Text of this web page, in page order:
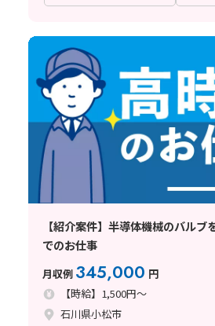
【紹介案件】半導体機械のバルブ
でのお仕事
月収例 345,000 円
【時給】1,500円～
石川県小松市